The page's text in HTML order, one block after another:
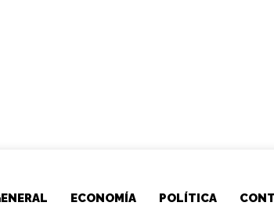
ECONOMÍA POLÍTICA